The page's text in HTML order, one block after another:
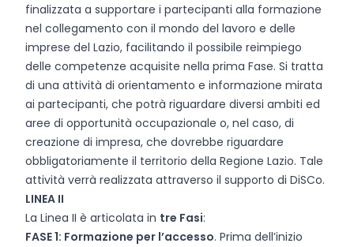
finalizzata a supportare i partecipanti alla formazione
nel collegamento con il mondo del lavoro e delle
imprese del Lazio, facilitando il possibile reimpiego
delle competenze acquisite nella prima Fase. Si tratta
di una attività di orientamento e informazione mirata
ai partecipanti, che potrà riguardare diversi ambiti ed
aree di opportunità occupazionale o, nel caso, di
creazione di impresa, che dovrebbe riguardare
obbligatoriamente il territorio della Regione Lazio. Tale
attività verrà realizzata attraverso il supporto di DiSCo.
LINEA II
La Linea II è articolata in tre Fasi:
FASE 1: Formazione per l’accesso. Prima dell’inizio